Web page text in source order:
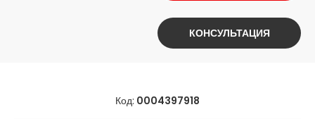
КОНСУЛЬТАЦИЯ
Код: 0004397918